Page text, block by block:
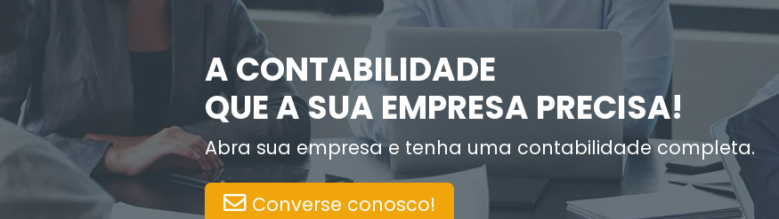
A CONTABILIDADE
QUE A SUA EMPRESA PRECISA!
Abra sua empresa e tenha uma contabilidade completa.
Converse conosco!